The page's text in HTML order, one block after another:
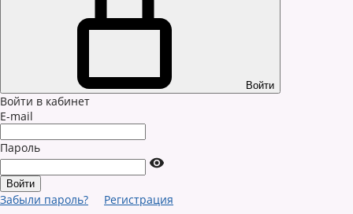
Войти
Войти в кабинет
E-mail
Пароль
Забыли пароль? Регистрация